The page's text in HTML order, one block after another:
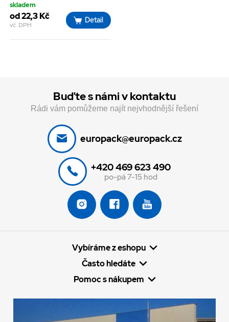
skladem
od 22,3 Kč
vč. DPH
Detail
Buďte s námi v kontaktu
Rádi vám pomůžeme najít nejvhodnější řešení
europack@europack.cz
+420 469 623 490
po-pá 7-15 hod
Vybíráme z eshopu
Často hledáte
Pomoc s nákupem